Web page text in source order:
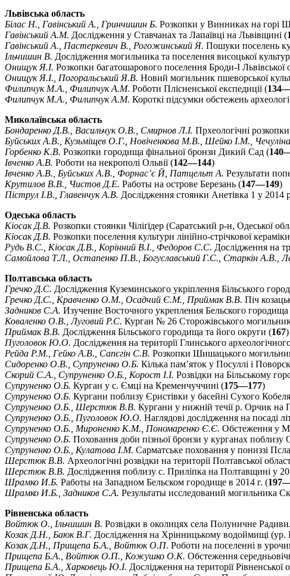
Львівська область
Білас Н., Гавінський А., Гринчишин Б. Розкопки у Винниках на горі
Гавінський А.М. Дослідження у Ставчанах та Лапаївці на Львівщині (
Гавінський А., Пастеркевич В., Рогожинський Я. Пошуки поселень
Ільчишин В. Дослідження могильника та поселення висоцької
Онищук Я.І. Розкопки багатошарового поселення Броди-I Львівської
Онищук Я.І., Погоральський Я.В. Новий могильник пшеворської
Филипчук М.А., Филипчук А.М. Роботи Плісненської експедиції (
Филипчук М.А., Филипчук А.М. Короткі підсумки обстежень
Миколаївська область
Бондаренко Д.В., Васильчук О.В., Смирнов Л.І. Прхеологічні
Буйських А.В., Кузьміщев О.Г., Новіченкова М.В., Шейко І.М.,
Горбенко К.В. Розкопки городища фінальної бронзи Дикий Сад (
Івченко А.В. Роботи на некрополі Ольвії (142—144)
Івченко А.В., Буйських А.В., Форнас’є Й, Патцельт А. Результати
Крутилов В.В., Чистов Д.Е. Работы на острове Березань (147—149)
Піструл І.В., Главенчук А.В. Дослідження стоянки Анетівка 1 у 2014
Одеська область
Кіосак Д.В. Розкопки стоянки Чіліґідер (Саратський р-н, Одеської
Кіосак Д.В. Розкопки поселення культури лінійно-стрічкової
Рудь В.С., Кіосак Д.В., Корінний В.І., Федоров С.С. Дослідження на
Самойлова Т.Л., Остапенко П.В., Богуславський Г.С., Старкін А.В.,
Полтавська область
Гречко Д.С. Дослідження Куземинського укріплення Більського
Гречко Д.С., Кравченко О.М., Осадчий Є.М., Приймак В.В. Піч
Задников С.А. Изучение Восточного укрепления Бельского городища
Коваленко О.В., Луговий Р.С. Курган № 26 Сторожівського
Приймак В.В. Дослідження Більського городища та його округи (167)
Пуголовок Ю.О. Дослідження на території Глинського
Рейда Р.М., Гейко А.В., Сапєгін С.В. Розкопки Шишацького
Сидоренко О.В., Супруненко О.Б. Кілька пам’яток у Посуллі і
Скорий С.А., Супруненко О.Б., Корост І.І. Розвідки на Більському
Супруненко О.Б. Курган у с. Ємці на Кременчуччині (175—177)
Супруненко О.Б. Кургани поблизу Єристівки у басейні Сухого
Супруненко О.Б., Шерстюк В.В. Кургани у нижній течії р. Орчик на
Супруненко О.Б., Пуголовок Ю.О. Наглядові дослідження на посаді
Супруненко О.Б., Мироненко К.М., Пономаренко Є.Є. Обстеження у
Супруненко О.Б. Поховання доби пізньої бронзи у курганах
Супруненко О.Б., Кулатова І.М. Сарматське поховання у пониззі
Шерстюк В.В. Археологічні розвідки на території Полтавської
Шерстюк В.В. Дослідження поблизу с. Приліпка на Полтавщині у
Шрамко И.Б. Работы на Западном Бельском городище в 2014 г. (
Шрамко И.Б., Задников С.А. Результаты исследований могильника
Рівненська область
Войтюк О., Ільчишин В. Розвідки в околицях села Полуничне
Козак Д.Н., Баюк В.Г. Дослідження на Хрінницькому водоймищі
Козак Д.Н., Прищепа Б.А., Войтюк О.П. Роботи на поселенні в
Прищепа Б.А., Войтюк О.П., Кожушко О.К. Обстеження
Прищепа Б.А., Харковець Ю.І. Дослідження на території Рівненської